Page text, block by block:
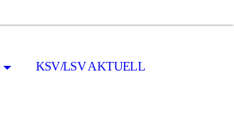
KSV/LSV AKTUELL